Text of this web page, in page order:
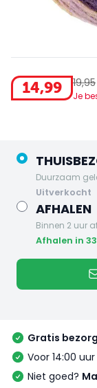
14,99 19,95
Je
Duurzaam
uitverkocht
AFHALEN
Binnen 2 uur
Afhalen in
Gratis
Voor 14:00
Niet goed?